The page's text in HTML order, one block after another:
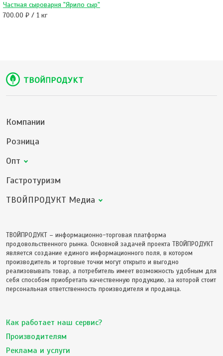
Частная сыроварня "Ярило сыр"
700.00 ₽ / 1 кг
Компании
Розница
Опт
Гастротуризм
ТВОЙПРОДУКТ Медиа
ТВОЙПРОДУКТ – информационно-торговая платформа
продовольственного рынка. Основной задачей проекта ТВОЙПРОДУКТ
является создание единого информационного поля, в котором
производитель и торговые точки могут открыто и выгодно
реализовывать товар, а потребитель имеет возможность удобным для
себя способом приобретать качественную продукцию, за которой стоит
персональная ответственность производителя и продавца.
Как работает наш сервис?
Производителям
Реклама и услуги